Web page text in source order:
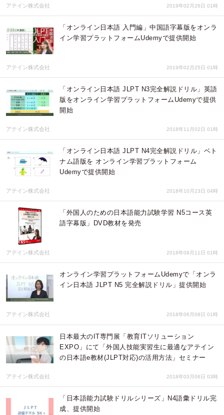
アテイン株式会社 2019年02月26日 01時
「オンライン日本語 入門編」中国語字幕版をオンラ
イン学習プラットフォームUdemyで提供開始
アテイン株式会社 2019年02月25日 01時
「オンライン日本語 JLPT N3完全解説ドリル」英語
版をオンライン学習プラットフォームUdemyで提供
開始
アテイン株式会社 2018年11月02日 01時
「オンライン日本語 JLPT N4完全解説ドリル」ベト
ナム語版を オンライン学習プラットフォーム
Udemyで提供開始
アテイン株式会社 2018年10月23日 04時
「外国人のための日本語能力試験学習 N5コース英
語字幕版」DVD教材を発売
アテイン株式会社 2018年09月11日 01時
オンライン学習プラットフォームUdemyで「オンラ
イン日本語 JLPT N5 完全解説ドリル」提供開始
アテイン株式会社 2018年06月08日 01時
日本最大のIT専門展「教育ITソリューション
EXPO」にて「外国人技能実習生に最適なアテイン
の日本語e教材(JLPT対応)の活用方法」セミナー
アテイン株式会社 2018年03月06日 03時
「日本語能力試験ドリルシリーズ」N4語彙ドリル完
成、提供開始